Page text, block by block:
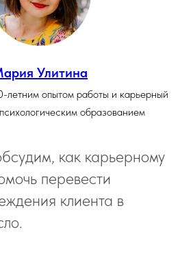
Улитина
летним опытом работы и карьерный
образованием
как карьерному
перевести
клиента в